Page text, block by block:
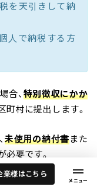
業様はこちら
を天引きして納
人で納税する方
合、 特別徴収にかか
町村に提出します。
未使用の納付書また
必要です。
月から住民税の徴収